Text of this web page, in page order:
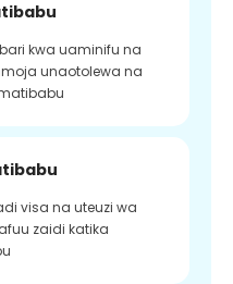
kwa uaminifu na
unaotolewa na
visa na uteuzi wa
zaidi katika